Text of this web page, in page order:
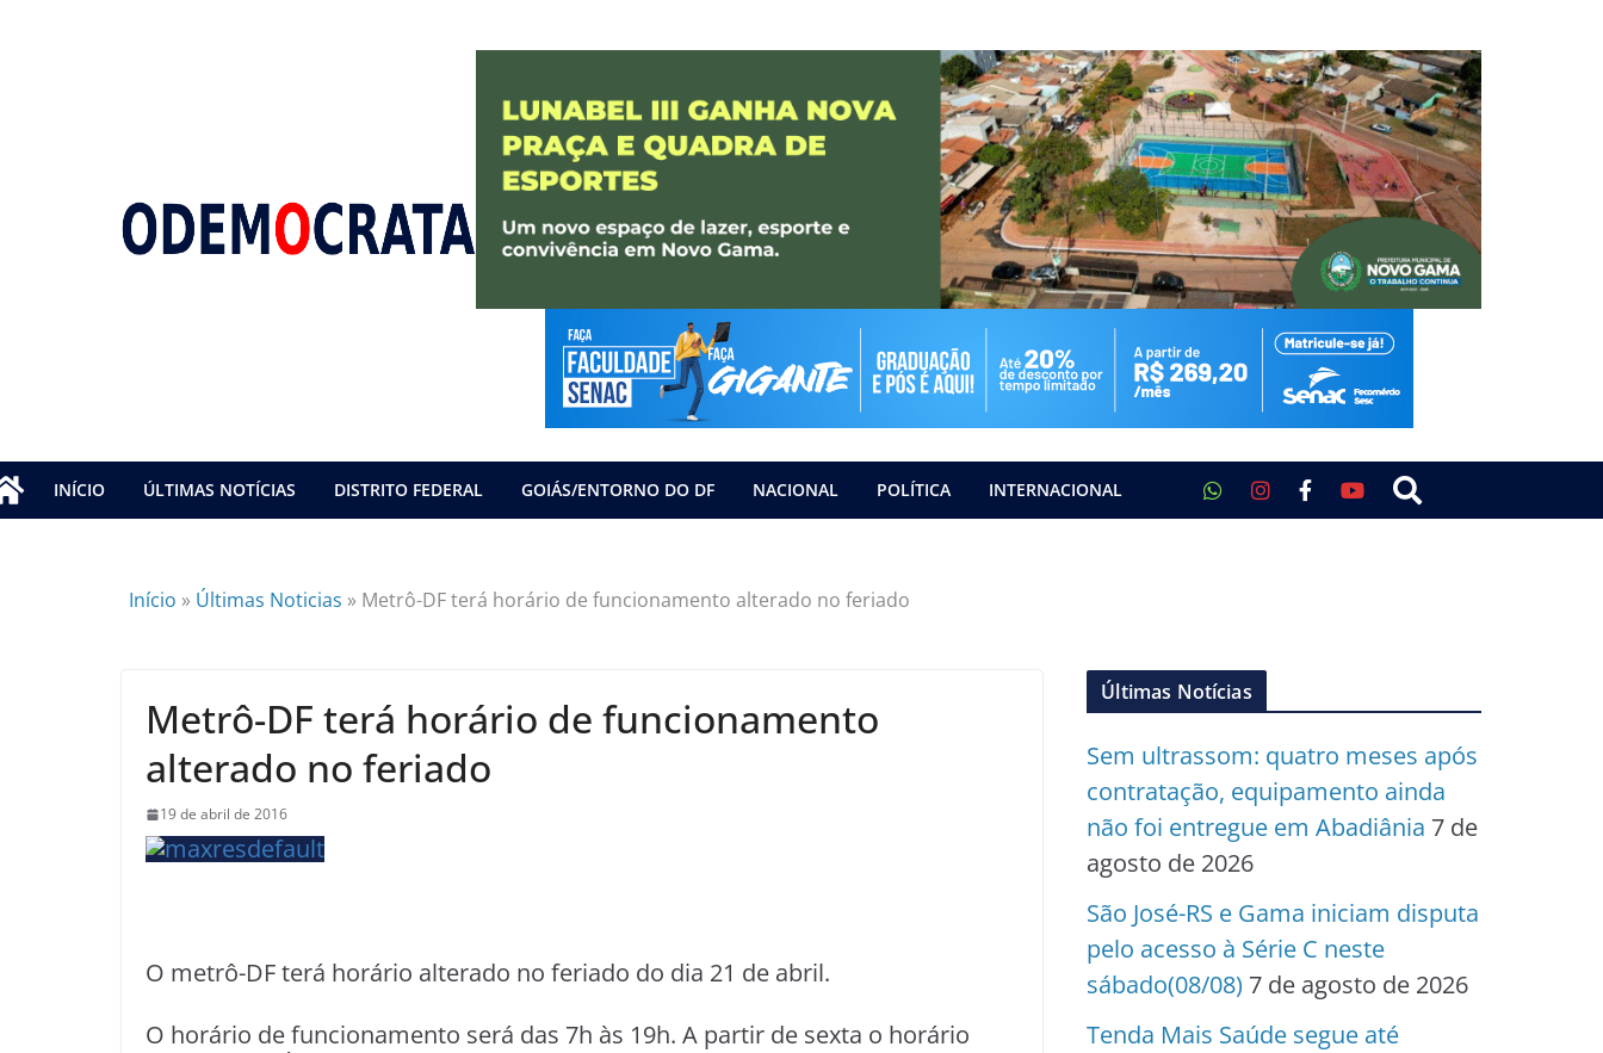
INÍCIO ÚLTIMAS NOTÍCIAS DISTRITO FEDERAL GOIÁS/ENTORNO DO DF NACIONAL POLÍTICA INTERNACIONAL
Início » Últimas Noticias » Metrô-DF terá horário de funcionamento alterado no feriado
Metrô-DF terá horário de funcionamento
alterado no feriado
19 de abril de 2016
O metrô-DF terá horário alterado no feriado do dia 21 de abril.
O horário de funcionamento será das 7h às 19h. A partir de sexta o horário
Últimas Notícias
Sem ultrassom: quatro meses após
contratação, equipamento ainda
não foi entregue em Abadiânia 7 de
agosto de 2026
São José-RS e Gama iniciam disputa
pelo acesso à Série C neste
sábado(08/08) 7 de agosto de 2026
Tenda Mais Saúde segue até